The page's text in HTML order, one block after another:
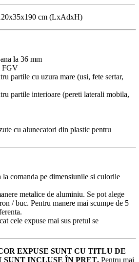
cm (LxAdxH)
la 36 mm
FGV
partile cu uzura mare (usi, fete sertar,
partile interioare (pereti laterali mobila,
cu alunecatori din plastic pentru
comanda pe dimensiunile si culorile
metalice de aluminiu. Se pot alege
/ buc. Pentru manere mai scumpe de 5
cele expuse mai sus pretul se
EXPUSE SUNT CU TITLU DE
SUNT INCLUSE ÎN PREȚ. Pentru mai